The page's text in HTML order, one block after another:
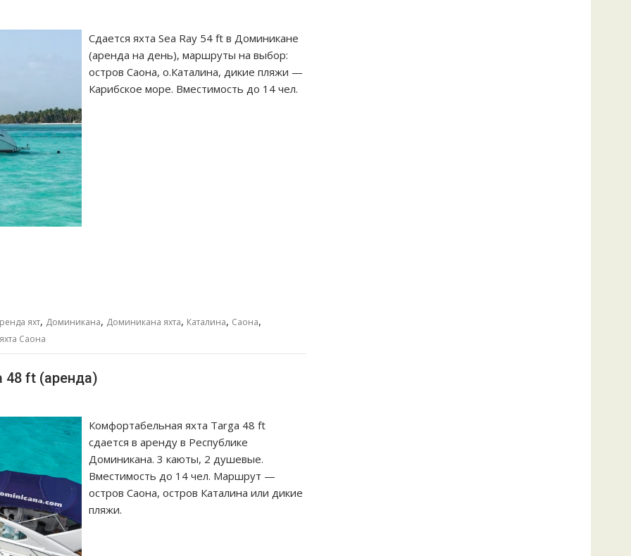
Сдается яхта Sea Ray 54 ft в Доминикане
(аренда на день), маршруты на выбор:
остров Саона, о.Каталина, дикие пляжи —
Карибское море. Вместимость до 14 чел.
яхт, Доминикана, Доминикана яхта, Каталина, Саона,
яхта Саона
48 ft (аренда)
Комфортабельная яхта Targa 48 ft
сдается в аренду в Республике
Доминикана. 3 каюты, 2 душевые.
Вместимость до 14 чел. Маршрут —
остров Саона, остров Каталина или дикие
пляжи.